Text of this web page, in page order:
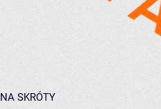
NA SKRÓTY